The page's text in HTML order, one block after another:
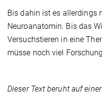
Bis dahin ist es allerdings
Neuroanatomin. Bis das
Versuchstieren in eine
müsse noch viel
Dieser Text beruht auf